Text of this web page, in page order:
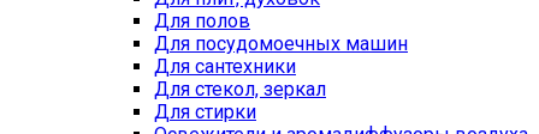
Для полов
Для посудомоечных машин
Для сантехники
Для стекол, зеркал
Для стирки